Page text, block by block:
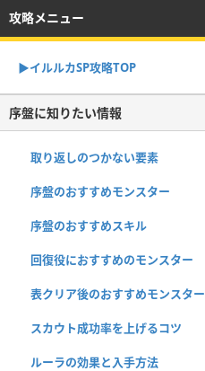
攻略メニュー
▶︎イルルカSP攻略TOP
序盤に知りたい情報
取り返しのつかない要素
序盤のおすすめモンスター
序盤のおすすめスキル
回復役におすすめのモンスター
表クリア後のおすすめモンスター
スカウト成功率を上げるコツ
ルーラの効果と入手方法